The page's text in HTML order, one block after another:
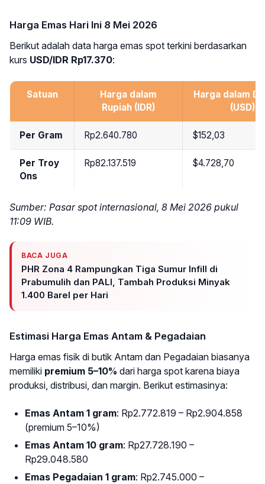
Harga Emas Hari Ini 8 Mei 2026
Berikut adalah data harga emas spot terkini berdasarkan
kurs USD/IDR Rp17.370:
Satuan
Harga dalam
Rupiah (IDR)
Harga dalam
(USD)
Per Gram Rp2.640.780 $152,03
Per Troy
Ons
Rp82.137.519 $4.728,70
Sumber: Pasar spot internasional, 8 Mei 2026 pukul
11:09 WIB.
BACA JUGA
PHR Zona 4 Rampungkan Tiga Sumur Infill di
Prabumulih dan PALI, Tambah Produksi Minyak
1.400 Barel per Hari
Estimasi Harga Emas Antam & Pegadaian
Harga emas fisik di butik Antam dan Pegadaian biasanya
memiliki premium 5–10% dari harga spot karena biaya
produksi, distribusi, dan margin. Berikut estimasinya:
Emas Antam 1 gram: Rp2.772.819 – Rp2.904.858
(premium 5–10%)
Emas Antam 10 gram: Rp27.728.190 –
Rp29.048.580
Emas Pegadaian 1 gram: Rp2.745.000 –